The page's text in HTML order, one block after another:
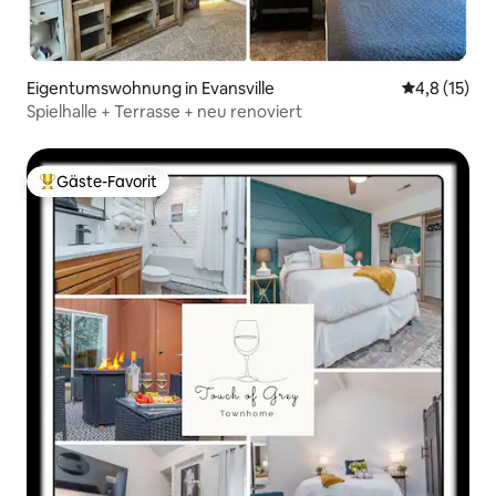
Eigentumswohnung in Evansville
4,8 (15)
Spielhalle + Terrasse + neu renoviert
Beliebter Gäste-Favorit.
Gäste-Favorit